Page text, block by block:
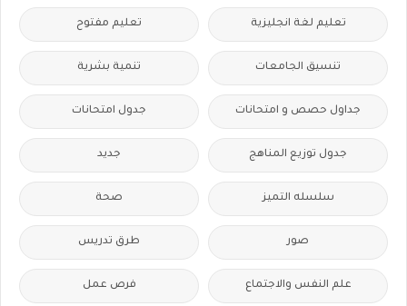
تعليم لغة انجليزية تعليم مفتوح
تنسيق الجامعات تنمية بشرية
جداول حصص و امتحانات جدول امتحانات
جدول توزيع المناهج جديد
سلسله التميز صحة
صور طرق تدريس
علم النفس والاجتماع فرص عمل